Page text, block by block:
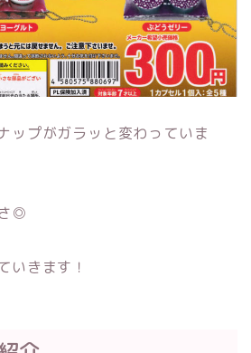
ップがガラッと変わっていま
◎
いきます！